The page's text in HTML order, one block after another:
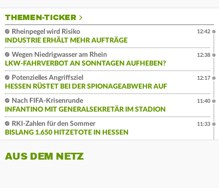
THEMEN-TICKER
Rheinpegel wird Risiko
INDUSTRIE ERHÄLT MEHR AUFTRÄGE
12:42
Wegen Niedrigwasser am Rhein
LKW-FAHRVERBOT AN SONNTAGEN AUFHEBEN?
12:38
Potenzielles Angriffsziel
HESSEN RÜSTET BEI DER SPIONAGEABWEHR AUF
12:17
Nach FIFA-Krisenrunde
INFANTINO MIT GENERALSEKRETÄR IM STADION
11:40
RKI-Zahlen für den Sommer
BISLANG 1.650 HITZETOTE IN HESSEN
11:33
AUS DEM NETZ